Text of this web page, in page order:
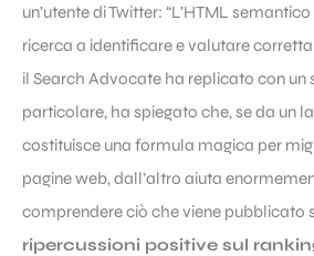
un’utente di Twitter: “L’HTML
ricerca a identificare e valutare
il Search Advocate ha replicato con un
particolare, ha spiegato che, se da un
costituisce una formula magica per
pagine web, dall’altro aiuta
comprendere ciò che viene pubblicato
ripercussioni positive sul